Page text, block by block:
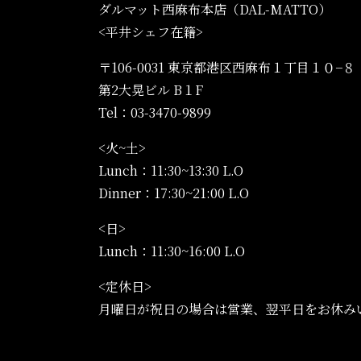
ダルマット西麻布本店（DAL-MATTO）
<平井シェフ在籍>
〒106-0031 東京都港区西麻布１丁目１０−８
第2大晃ビル B１F
Tel：03-3470-9899
<火~土>
Lunch：11:30~13:30 L.O
Dinner：17:30~21:00 L.O
<日>
Lunch：11:30~16:00 L.O
<定休日>
月曜日が祝日の場合は営業、翌平日をお休み